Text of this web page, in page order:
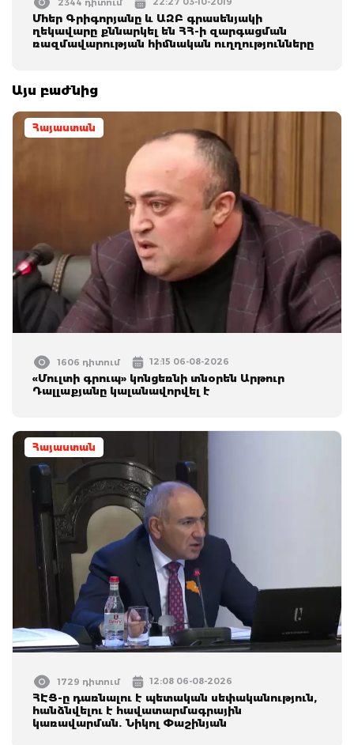
Մհեր Գրիգորյանը և ԱԶԲ գրասենյակի
ղեկավարը քննարկել են ՀՀ-ի զարգացման
ռազմավարության հիմնական ուղղությունները
Այս բաժնից
Հայաստան
1606 դիտում 12:15 06-08-2026
«Մուլտի գրուպ» կոնցեռնի տնօրեն Արթուր
Դալլաքյանը կալանավորվել է
Հայաստան
1729 դիտում 12:08 06-08-2026
ՀԷՑ-ը դառնալու է պետական սեփականություն,
հանձնվելու է հավատարմագրային
կառավարման. Նիկոլ Փաշինյան